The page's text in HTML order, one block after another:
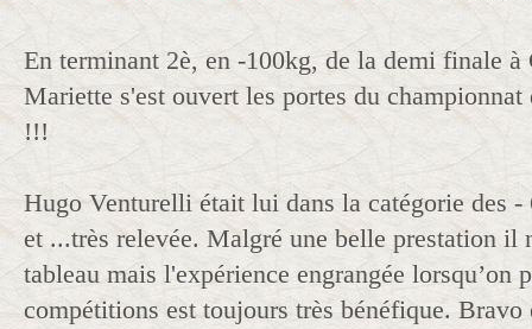
En terminant 2è, en -100kg, de la demi finale à
Mariette s'est ouvert les portes du championnat
!!!
Hugo Venturelli était lui dans la catégorie des -
et ...très relevée. Malgré une belle prestation il
tableau mais l'expérience engrangée lorsqu’on
compétitions est toujours très bénéfique.